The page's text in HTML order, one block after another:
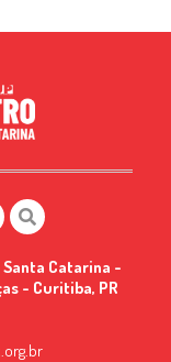
Catarina -
- Curitiba, PR